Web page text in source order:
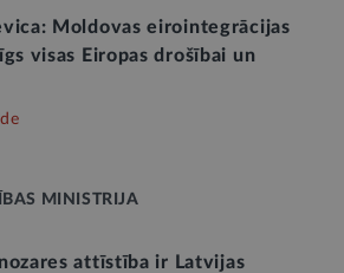
Moldovas eirointegrācijas
visas Eiropas drošībai un
MINISTRIJA
attīstība ir Latvijas